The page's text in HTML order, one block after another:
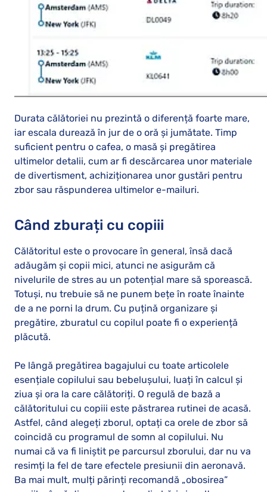
Durata călătoriei nu prezintă o diferență foarte mare,
iar escala durează în jur de o oră și jumătate. Timp
suficient pentru o cafea, o masă și pregătirea
ultimelor detalii, cum ar fi descărcarea unor materiale
de divertisment, achiziționarea unor gustări pentru
zbor sau răspunderea ultimelor e-mailuri.
Când zburați cu copiii
Călătoritul este o provocare în general, însă dacă
adăugăm și copii mici, atunci ne asigurăm că
nivelurile de stres au un potențial mare să sporească.
Totuși, nu trebuie să ne punem bețe în roate înainte
de a ne porni la drum. Cu puțină organizare și
pregătire, zburatul cu copilul poate fi o experiență
plăcută.
Pe lângă pregătirea bagajului cu toate articolele
esențiale copilului sau bebelușului, luați în calcul și
ziua și ora la care călătoriți. O regulă de bază a
călătoritului cu copiii este păstrarea rutinei de acasă.
Astfel, când alegeți zborul, optați ca orele de zbor să
coincidă cu programul de somn al copilului. Nu
numai că va fi liniștit pe parcursul zborului, dar nu va
resimți la fel de tare efectele presiunii din aeronavă.
Ba mai mult, mulți părinți recomandă „obosirea”